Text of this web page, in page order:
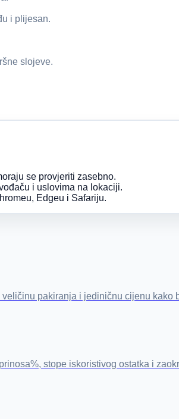
i plijesan.
slojeve.
se provjeriti zasebno.
i uslovima na lokaciji.
Edgeu i Safariju.
pakiranja i jediničnu cijenu
stope iskoristivog ostatka i